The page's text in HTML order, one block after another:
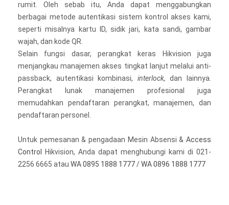
rumit. Oleh sebab itu, Anda dapat menggabungkan
berbagai metode autentikasi sistem kontrol akses kami,
seperti misalnya kartu ID, sidik jari, kata sandi, gambar
wajah, dan kode QR.
Selain fungsi dasar, perangkat keras Hikvision juga
menjangkau manajemen akses tingkat lanjut melalui anti-
passback, autentikasi kombinasi, interlock, dan lainnya.
Perangkat lunak manajemen profesional juga
memudahkan pendaftaran perangkat, manajemen, dan
pendaftaran personel.
Untuk pemesanan & pengadaan Mesin Absensi & Access
Control
Hikvision, Anda dapat menghubungi kami di 021-
2256 6665 atau WA 0895 1888 1777/WA 0896 1888 1777